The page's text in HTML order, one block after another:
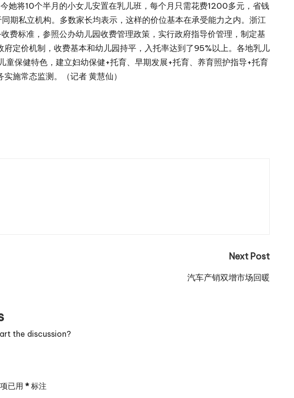
将10个半月的小女儿安置在乳儿班，每个月只需花费1200多元，省钱
私立机构。多数家长均表示，这样的价位基本在承受能力之内。浙江
费标准，参照公办幼儿园收费管理政策，实行政府指导价管理，制定基
定价机制，收费基本和幼儿园持平，入托率达到了95%以上。各地乳儿
保健特色，建立妇幼保健+托育、早期发展+托育、养育照护指导+托育
施常态监测。（记者 黄慧仙）
Next Post
汽车产销双增市场回暖
the discussion?
已用 * 标注